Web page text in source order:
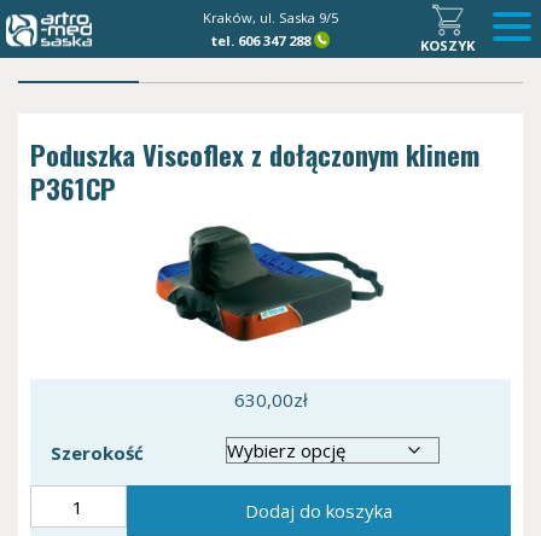
Kraków, ul. Saska 9/5
tel. 606 347 288 KOSZYK
Poduszka Viscoflex z dołączonym klinem
P361CP
630,00zł
Szerokość
Poduszka
Dodaj do koszyka